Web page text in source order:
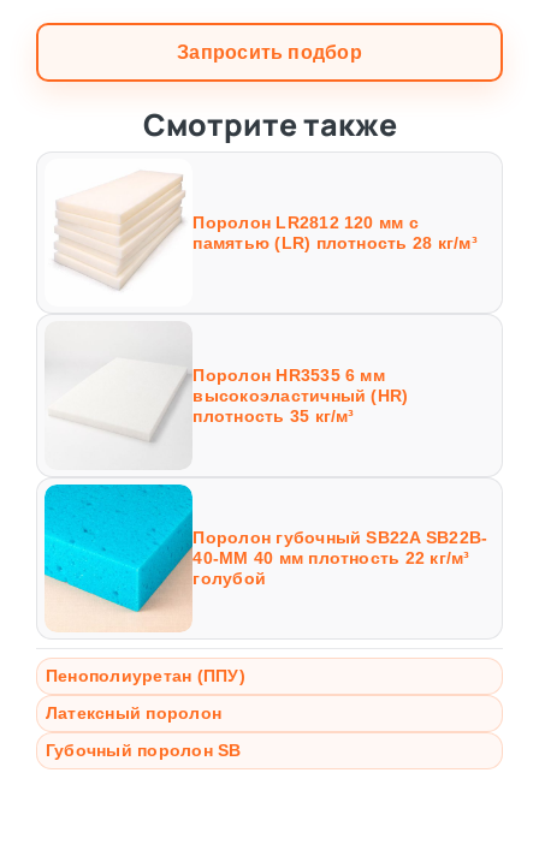
Запросить подбор
Смотрите также
Поролон LR2812 120 мм с
памятью (LR) плотность 28 кг/м³
Поролон HR3535 6 мм
высокоэластичный (HR)
плотность 35 кг/м³
Поролон губочный SB22A SB22B-
40-MM 40 мм плотность 22 кг/м³
голубой
Пенополиуретан (ППУ)
Латексный поролон
Губочный поролон SB